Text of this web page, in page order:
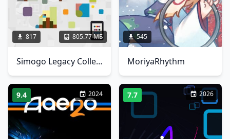
817 805.77 МБ
Simogo Legacy Collection
545
MoriyaRhythm
9.4 2024 7.7 2026